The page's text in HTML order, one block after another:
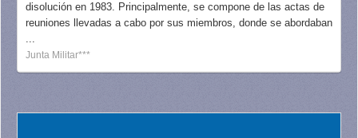
disolución en 1983. Principalmente, se compone de las actas de
reuniones llevadas a cabo por sus miembros, donde se abordaban
...
Junta Militar***